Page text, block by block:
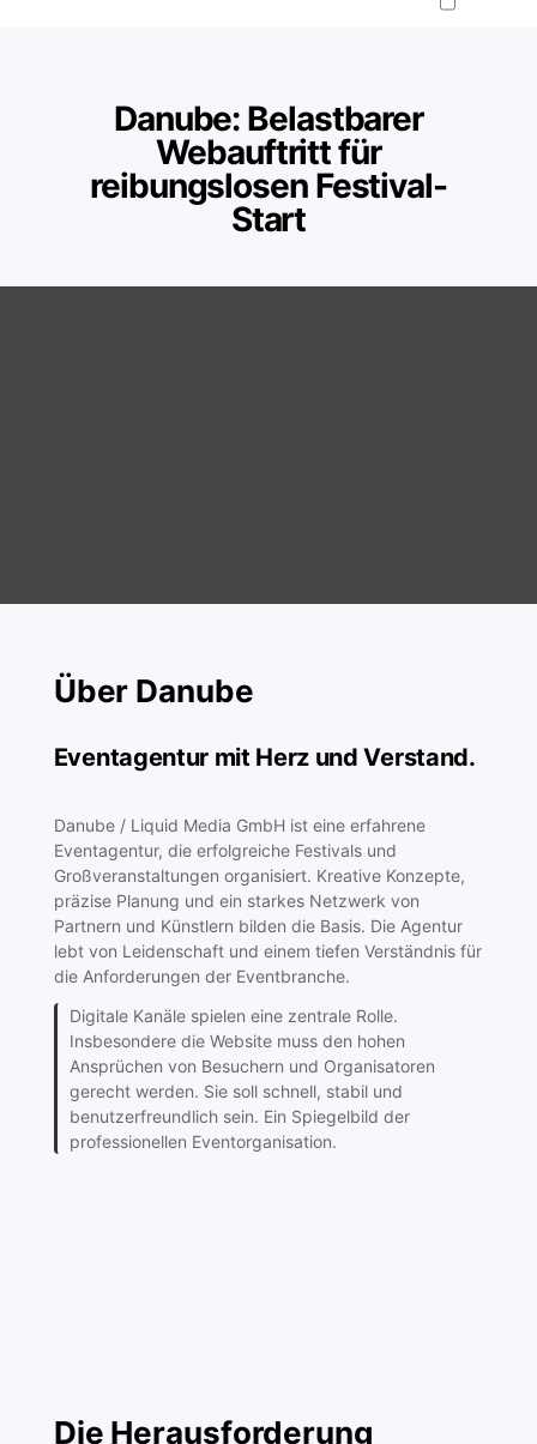
Danube: Belastbarer
Webauftritt für
reibungslosen Festival-
Start
Über Danube
Eventagentur mit Herz und Verstand.
Danube / Liquid Media GmbH ist eine erfahrene
Eventagentur, die erfolgreiche Festivals und
Großveranstaltungen organisiert. Kreative Konzepte,
präzise Planung und ein starkes Netzwerk von
Partnern und Künstlern bilden die Basis. Die Agentur
lebt von Leidenschaft und einem tiefen Verständnis für
die Anforderungen der Eventbranche.
Digitale Kanäle spielen eine zentrale Rolle.
Insbesondere die Website muss den hohen
Ansprüchen von Besuchern und Organisatoren
gerecht werden. Sie soll schnell, stabil und
benutzerfreundlich sein. Ein Spiegelbild der
professionellen Eventorganisation.
Die Herausforderung